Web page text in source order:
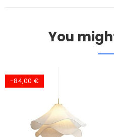
You
-84,00 €